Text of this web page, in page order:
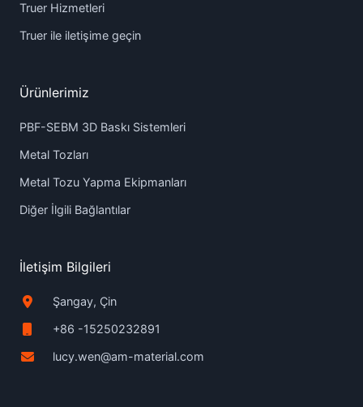
Truer Hizmetleri
Truer ile iletişime geçin
Ürünlerimiz
PBF-SEBM 3D Baskı Sistemleri
Metal Tozları
Metal Tozu Yapma Ekipmanları
Diğer İlgili Bağlantılar
İletişim Bilgileri
Şangay, Çin
+86 -15250232891
lucy.wen@am-material.com